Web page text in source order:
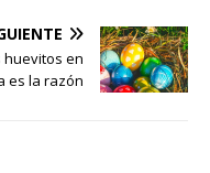
huevitos en
es la razón